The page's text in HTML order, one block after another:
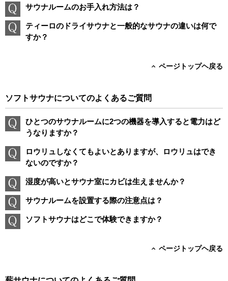
サウナルームのお手入れ方法は？
ティーロのドライサウナと一般的なサウナの違いは何で
すか？
ページトップヘ戻る
ソフトサウナについてのよくあるご質問
ひとつのサウナルームに2つの機器を導入すると電力はど
うなりますか？
ロウリュしなくてもよいとありますが、ロウリュはでき
ないのですか？
湿度が高いとサウナ室にカビは生えませんか？
サウナルームを設置する際の注意点は？
ソフトサウナはどこで体験できますか？
ページトップヘ戻る